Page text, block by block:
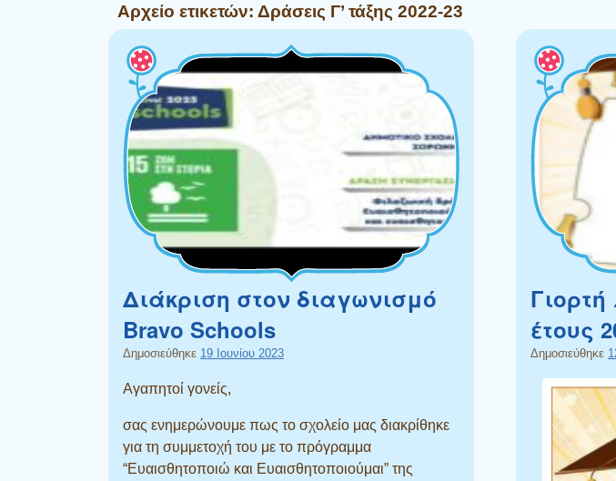
Αρχείο ετικετών: Δράσεις Γ’ τάξης 2022-23
Διάκριση στον διαγωνισμό
Bravo Schools
Δημοσιεύθηκε 19 Ιουνίου 2023
Αγαπητοί γονείς,
σας ενημερώνουμε πως το σχολείο μας διακρίθηκε
για τη συμμετοχή του με το πρόγραμμα
“Ευαισθητοποιώ και Ευαισθητοποιούμαι” της
έτους
Δημοσιεύθηκε